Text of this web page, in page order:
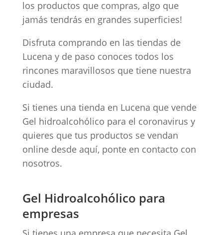
los productos que compras, algo que
jamás tendrás en grandes superficies!
Disfruta comprando en las tiendas de
Lucena y de paso conoces todos los
rincones maravillosos que tiene nuestra
ciudad.
Si tienes una tienda en Lucena que vende
Gel hidroalcohólico para el coronavirus y
quieres que tus productos se vendan
online desde aquí, ponte en contacto con
nosotros.
Gel Hidroalcohólico para
empresas